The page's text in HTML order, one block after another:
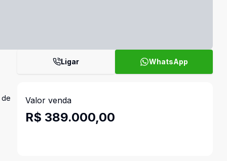
de
Ligar WhatsApp
Valor venda
R$ 389.000,00